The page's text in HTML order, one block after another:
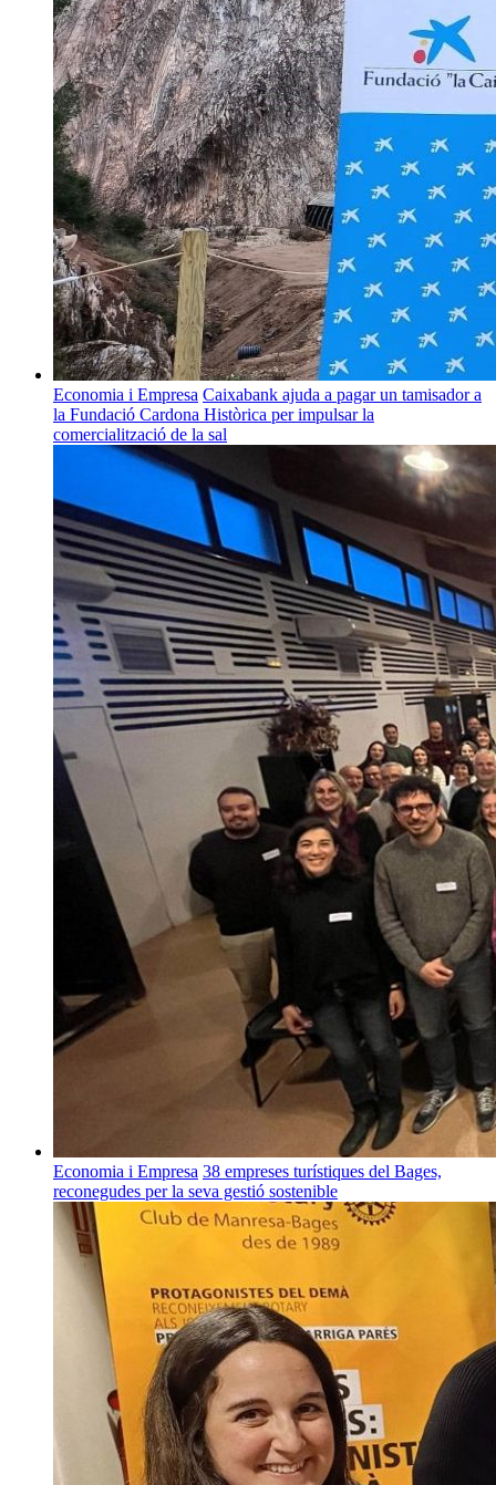
Economia i Empresa Caixabank ajuda a pagar un tamisador a
la Fundació Cardona Històrica per impulsar la
comercialització de la sal
Economia i Empresa 38 empreses turístiques del Bages,
reconegudes per la seva gestió sostenible